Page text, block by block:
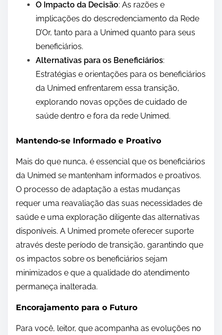
O Impacto da Decisão: As razões e
implicações do descredenciamento da Rede
D’Or, tanto para a Unimed quanto para seus
beneficiários.
Alternativas para os Beneficiários:
Estratégias e orientações para os beneficiários
da Unimed enfrentarem essa transição,
explorando novas opções de cuidado de
saúde dentro e fora da rede Unimed.
Mantendo-se Informado e Proativo
Mais do que nunca, é essencial que os beneficiários
da Unimed se mantenham informados e proativos.
O processo de adaptação a estas mudanças
requer uma reavaliação das suas necessidades de
saúde e uma exploração diligente das alternativas
disponíveis. A Unimed promete oferecer suporte
através deste período de transição, garantindo que
os impactos sobre os beneficiários sejam
minimizados e que a qualidade do atendimento
permaneça inalterada.
Encorajamento para o Futuro
Para você, leitor, que acompanha as evoluções no